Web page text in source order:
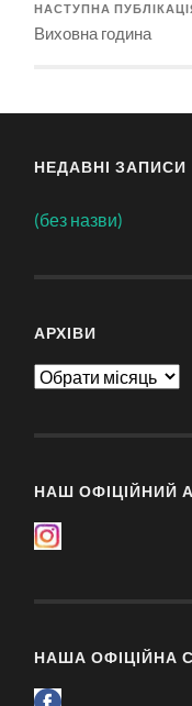
НАСТУПНА
Виховна година
НЕДАВНІ ЗАПИСИ
(без назви)
АРХІВИ
Архіви
НАШ ОФІЦІЙНИЙ
НАША ОФІЦІЙНА